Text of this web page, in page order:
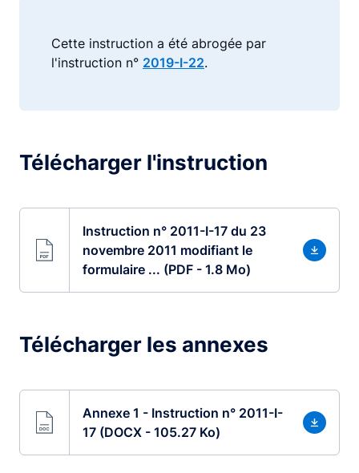
Cette instruction a été abrogée par
l'instruction n° 2019-I-22.
Télécharger l'instruction
Instruction n° 2011-I-17 du 23
novembre 2011 modifiant le
formulaire ... (PDF - 1.8 Mo)
Télécharger les annexes
Annexe 1 - Instruction n° 2011-I-
17 (DOCX - 105.27 Ko)